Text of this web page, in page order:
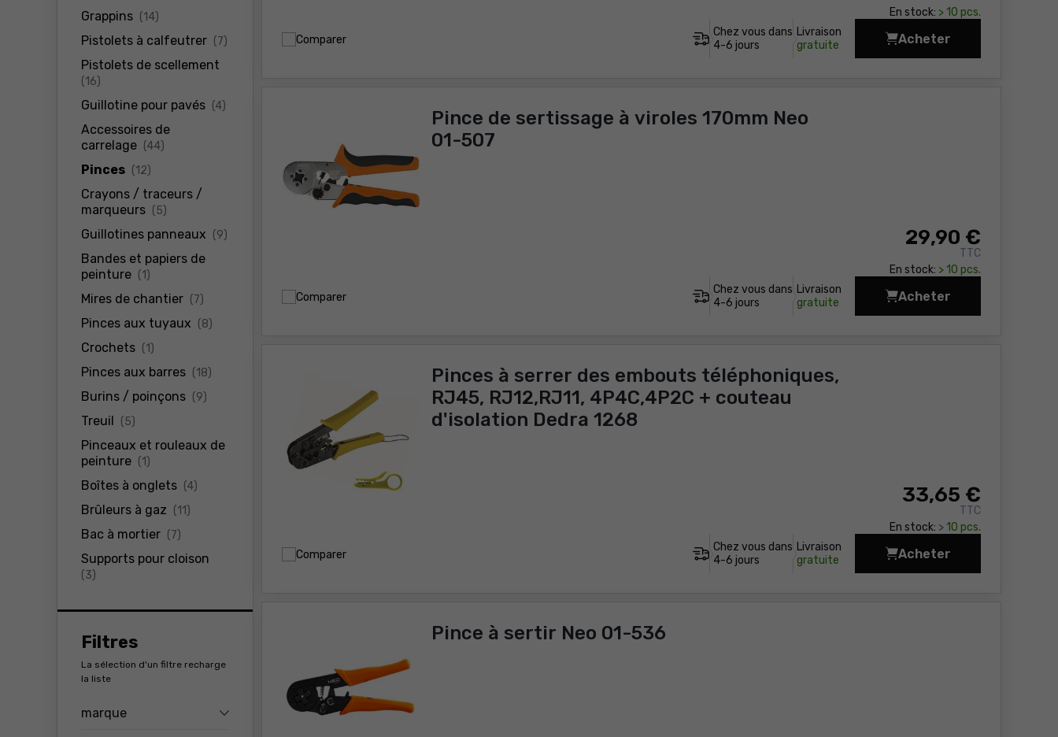
Grappins (14)
Pistolets à calfeutrer (7)
Pistolets de scellement
(16)
Guillotine pour pavés (4)
Accessoires de
carrelage (44)
Pinces (12)
Crayons / traceurs /
marqueurs (5)
Guillotines panneaux (9)
Bandes et papiers de
peinture (1)
Mires de chantier (7)
Pinces aux tuyaux (8)
Crochets (1)
Pinces aux barres (18)
Burins / poinçons (9)
Treuil (5)
Pinceaux et rouleaux de
peinture (1)
Boîtes à onglets (4)
Brûleurs à gaz (11)
Bac à mortier (7)
Supports pour cloison
(3)
Filtres
La sélection d'un filtre recharge
la liste
marque
En stock: > 10 pcs.
Comparer
Chez vous dans
4-6 jours
Livraison
gratuite
Acheter
Pince à sertir pour
Pince de sertissage à viroles 170mm Neo
01-507
29,90 €
TTC
En stock: > 10 pcs.
Comparer
Chez vous dans
4-6 jours
Livraison
gratuite
Acheter
Pince de sertissage à
Pinces à serrer des embouts téléphoniques,
RJ45, RJ12,RJ11, 4P4C,4P2C + couteau
d'isolation Dedra 1268
33,65 €
TTC
En stock: > 10 pcs.
Comparer
Chez vous dans
4-6 jours
Livraison
gratuite
Acheter
Pinces à serrer des
Pince à sertir Neo 01-536